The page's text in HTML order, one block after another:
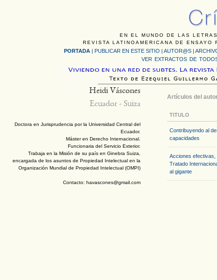
EN EL MUNDO DE LAS
REVISTA LATINOAMERICANA DE
PORTADA | PUBLICAR EN ESTE SITIO | AUTOR@S |
VER EXTRACTOS DE
Heidi Váscones
Ecuador - Suiza
Doctora en Jurisprudencia por la Universidad Central del
Ecuador.
Máster en Derecho Internacional.
Funcionaria del Servicio Exterior.
Trabaja en la Misión de su país en Ginebra Suiza,
encargada de los asuntos de Propiedad Intelectual en la
Organización Mundial de Propiedad Intelectual (OMPI)
Contacto: havascones@gmail.com
Artículos del
TITULO
Contribuyendo al
capacidades
Acciones efectivas,
Tratado
al gigante